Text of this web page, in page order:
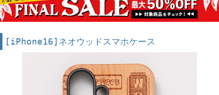
[iPhone16]ネオウッドスマホケース